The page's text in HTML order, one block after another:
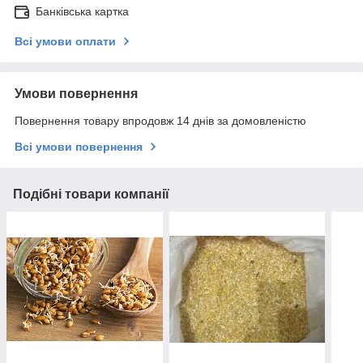
Банківська картка
Всі умови оплати
Умови повернення
Повернення товару впродовж 14 днів за домовленістю
Всі умови повернення
Подібні товари компанії